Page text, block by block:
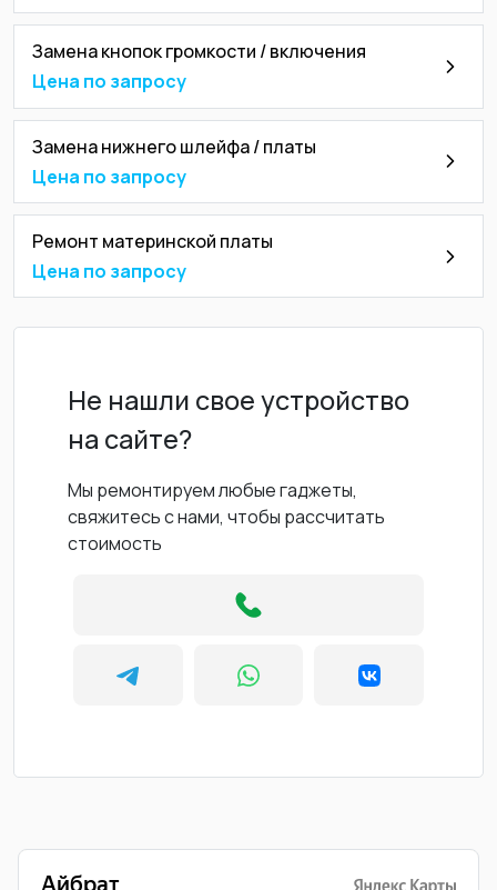
Замена кнопок громкости / включения
Цена по запросу
Замена нижнего шлейфа / платы
Цена по запросу
Ремонт материнской платы
Цена по запросу
Не нашли свое устройство
на сайте?
Мы ремонтируем любые гаджеты,
свяжитесь с нами, чтобы рассчитать
стоимость